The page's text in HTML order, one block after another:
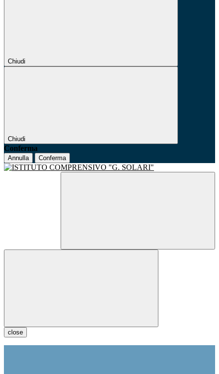
Chiudi
Chiudi
Conferma
Annulla Conferma
close